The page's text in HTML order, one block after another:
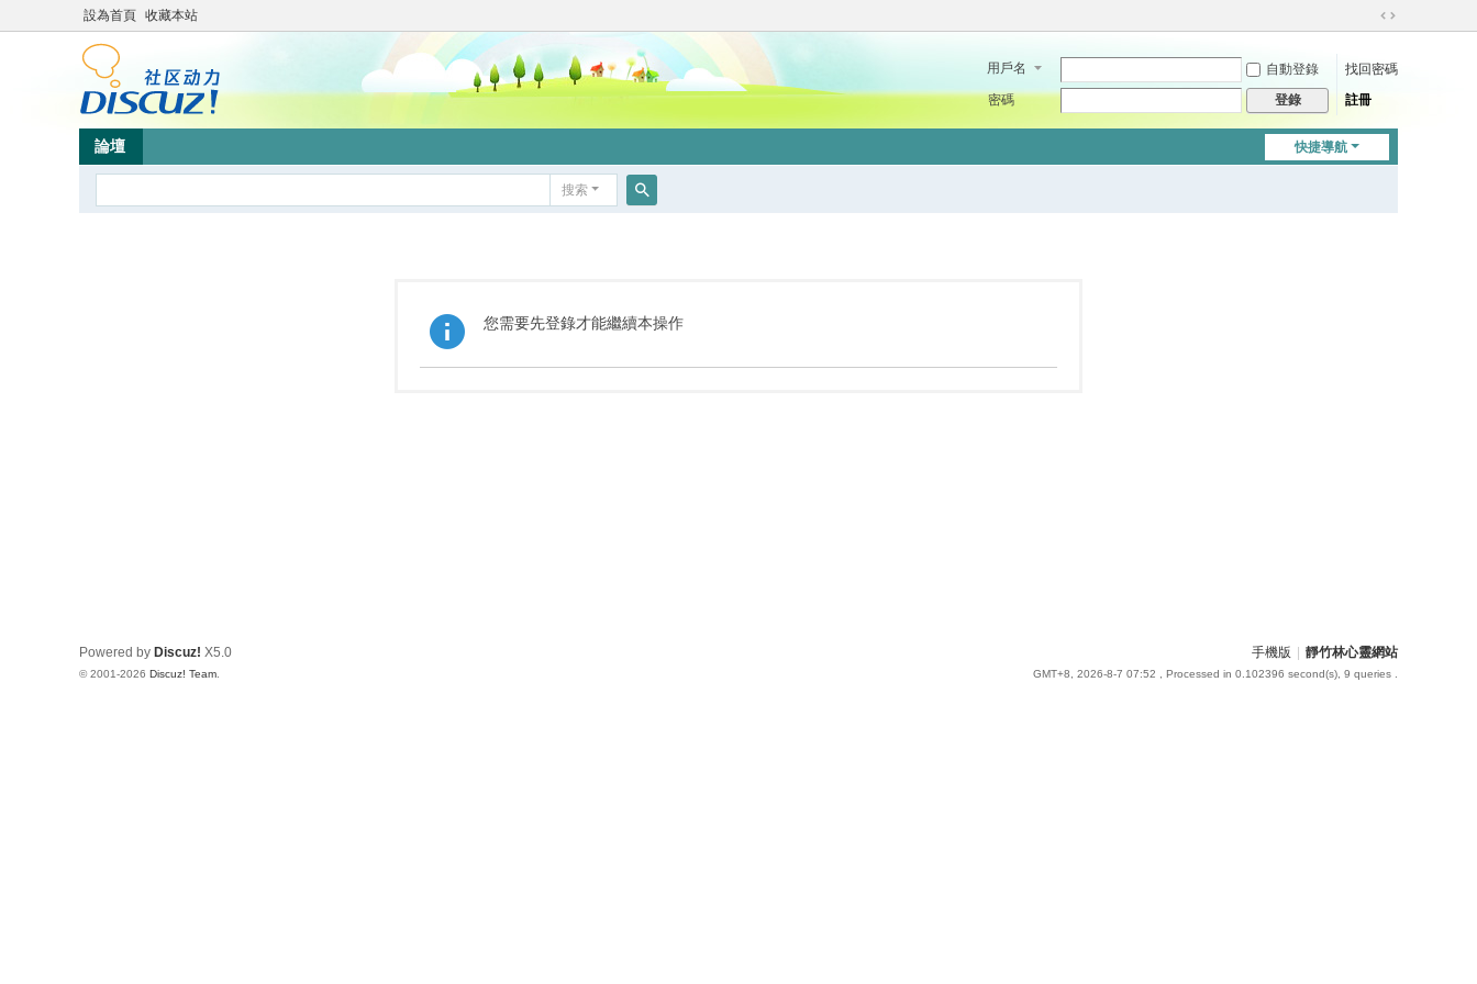
設為首頁 收藏本站
切
到
用戶名 自動登錄
找回密碼
密碼
登錄 註冊
快捷導航
論壇
搜索
您需要先登錄才能繼續本操作
手機版 靜竹林心靈網站
GMT+8, 2026-8-7 07:52 , Processed in 0.102396 second(s), 9 queries .
Powered by Discuz! X5.0
© 2001-2026 Discuz! Team